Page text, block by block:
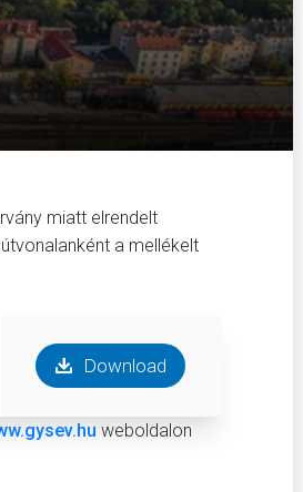
miatt elrendelt
a mellékelt
Download
weboldalon